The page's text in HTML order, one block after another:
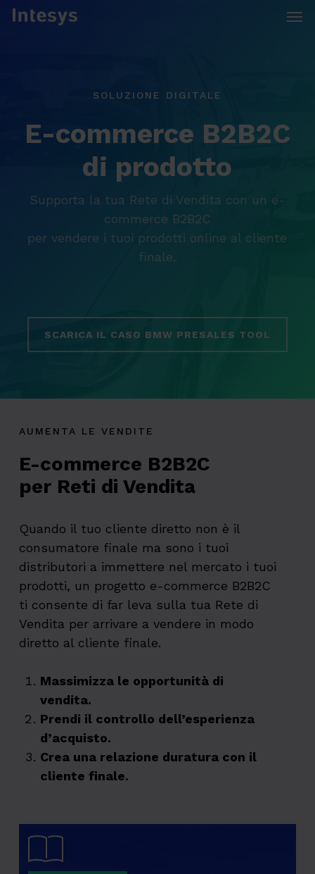
Skip
SOLUZIONE DIGITALE
E-commerce B2B2C
di prodotto
Supporta la tua Rete di Vendita con un e-
commerce B2B2C
per vendere i tuoi prodotti online al cliente
finale.
SCARICA IL CASO BMW PRESALES TOOL
AUMENTA LE VENDITE
E-commerce B2B2C
per Reti di Vendita
Quando il tuo cliente diretto non è il
consumatore finale ma sono i tuoi
distributori a immettere nel mercato i tuoi
prodotti, un progetto e-commerce B2B2C
ti consente di far leva sulla tua Rete di
Vendita per arrivare a vendere in modo
diretto al cliente finale.
Massimizza le opportunità di
vendita.
Prendi il controllo dell’esperienza
d’acquisto.
Crea una relazione duratura con il
cliente finale.